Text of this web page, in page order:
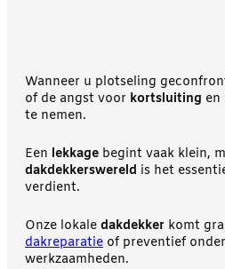
Wanneer u plotseling
of de angst voor kortsluiting en
te nemen.
Een lekkage begint vaak klein,
dakdekkerswereld is het
verdient.
Onze lokale dakdekker komt
dakreparatie of preventief
werkzaamheden.